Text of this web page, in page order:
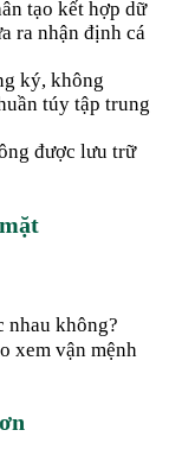
tạo kết hợp dữ
ra nhận định cá
ký, không
túy tập trung
được lưu trữ
nhau không?
xem vận mệnh